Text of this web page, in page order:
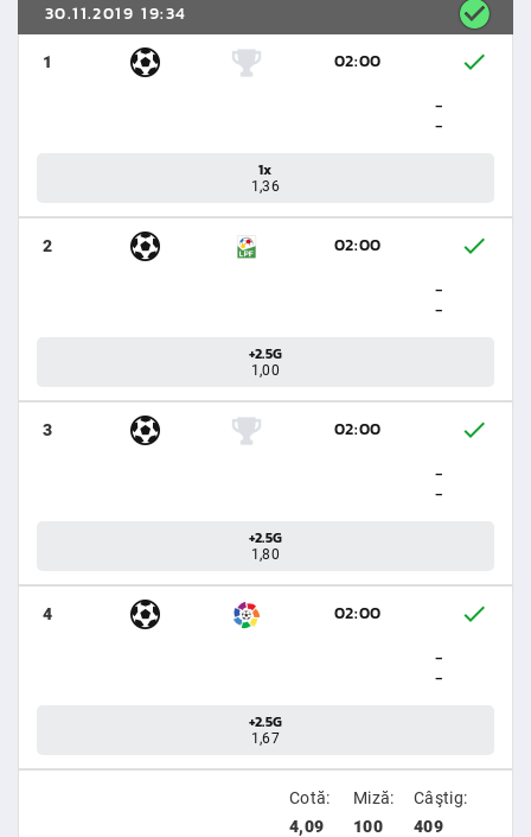
30.11.2019 19:34
1
02:00
-
-
1x
1,36
2
02:00
-
-
+2.5G
1,00
3
02:00
-
-
+2.5G
1,80
4
02:00
-
-
+2.5G
1,67
Cotă:
4,09
Miză:
100
Câştig:
409